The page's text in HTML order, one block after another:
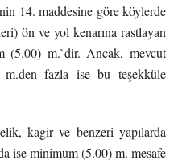
14. maddesine göre köylerde
ön ve yol kenarına rastlayan
(5.00) m.`dir. Ancak, mevcut
fazla ise bu teşekküle
kagir ve benzeri yapılarda
ise minimum (5.00) m. mesafe